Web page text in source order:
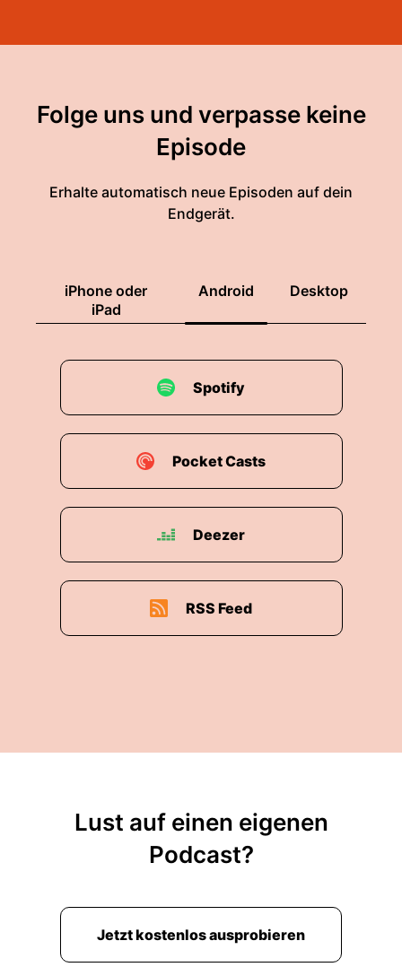
Folge uns und verpasse keine
Episode
Erhalte automatisch neue Episoden auf dein
Endgerät.
iPhone oder
iPad
Android Desktop
Spotify
Pocket Casts
Deezer
RSS Feed
Lust auf einen eigenen
Podcast?
Jetzt kostenlos ausprobieren